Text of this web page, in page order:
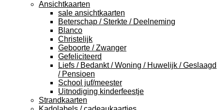
Ansichtkaarten
sale ansichtkaarten
Beterschap / Sterkte / Deelneming
Blanco
Christelijk
Geboorte / Zwanger
Gefeliciteerd
Liefs / Bedankt / Woning / Huwelijk / Geslaagd
/ Pensioen
School juf/meester
Uitnodiging kinderfeestje
Strandkaarten